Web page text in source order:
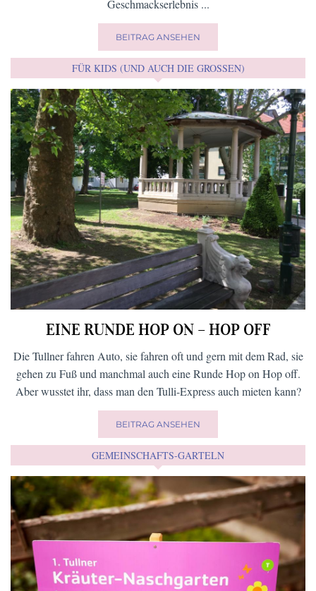
Geschmackserlebnis ...
BEITRAG ANSEHEN
FÜR KIDS (UND AUCH DIE GROSSEN)
EINE RUNDE HOP ON – HOP OFF
Die Tullner fahren Auto, sie fahren oft und gern mit dem Rad, sie
gehen zu Fuß und manchmal auch eine Runde Hop on Hop off.
Aber wusstet ihr, dass man den Tulli-Express auch mieten kann?
BEITRAG ANSEHEN
GEMEINSCHAFTS-GARTELN